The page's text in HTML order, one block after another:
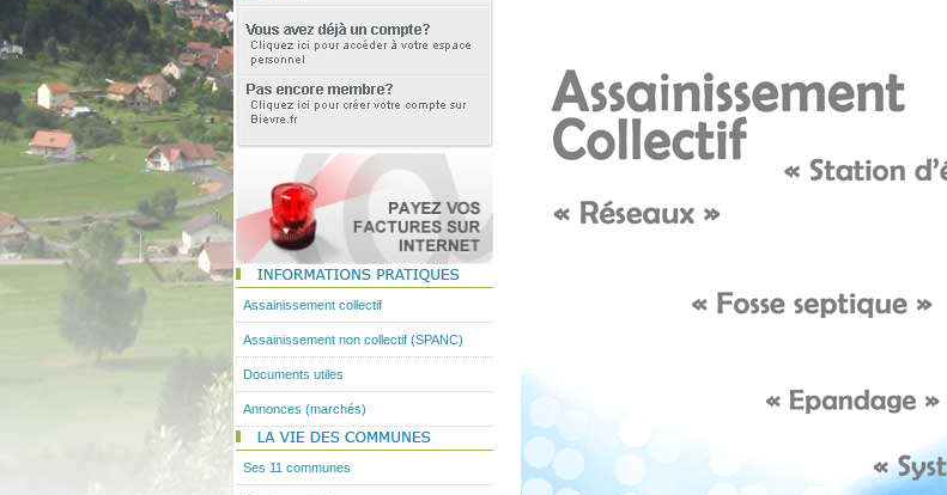
Assainissement collectif
Assainissement non collectif (SPANC)
Documents utiles
Annonces (marchés)
Ses 11 communes